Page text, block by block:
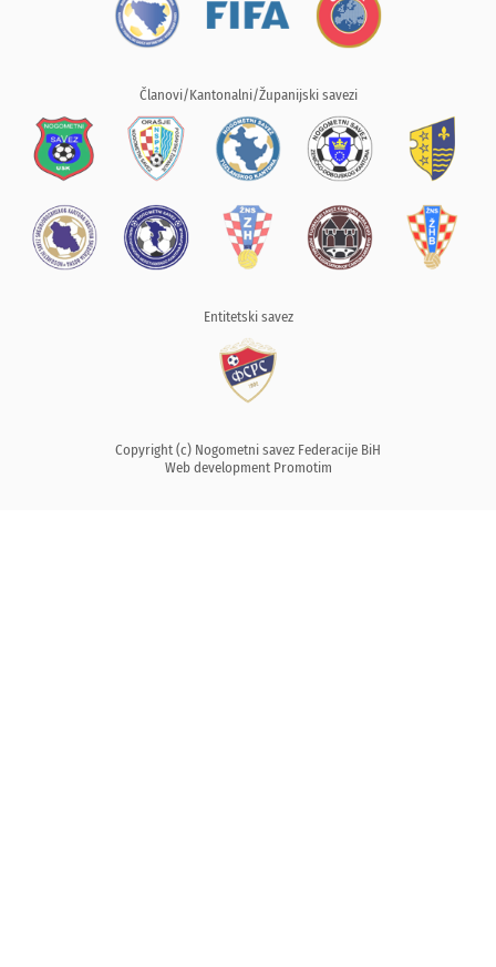
Članovi/Kantonalni/Županijski savezi
Entitetski savez
Copyright (c) Nogometni savez Federacije BiH
Web development Promotim